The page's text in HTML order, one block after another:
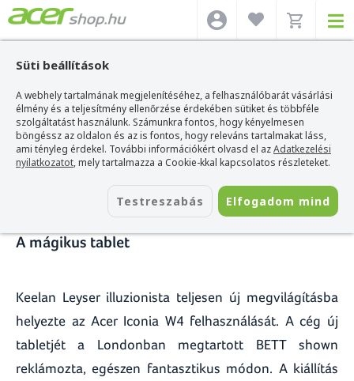
Süti beállítások
A webhely tartalmának megjelenítéséhez, a felhasználóbarát vásárlási
élmény és a teljesítmény ellenőrzése érdekében sütiket és többféle
szolgáltatást használunk. Számunkra fontos, hogy kényelmesen
böngéssz az oldalon és az is fontos, hogy releváns tartalmakat láss,
ami tényleg érdekel. További információkért olvasd el azAdatkezelési
nyilatkozatot, mely tartalmazza a Cookie-kkal kapcsolatos részleteket.
Testreszabás Elfogadom mind
Acer webshop>Hírek>A mágikus tablet
A mágikus tablet
2014. február 18.
A mágikus tablet
Keelan Leyser illuzionista teljesen új megvilágításba
helyezte az Acer Iconia W4 felhasználását. A cég új
tabletjét a Londonban megtartott BETT shown
reklámozta, egészen fantasztikus módon. A kiállítás